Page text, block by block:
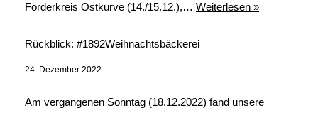
Förderkreis Ostkurve (14./15.12.),… Weiterlesen »
Rückblick: #1892Weihnachtsbäckerei
24. Dezember 2022
Am vergangenen Sonntag (18.12.2022) fand unsere